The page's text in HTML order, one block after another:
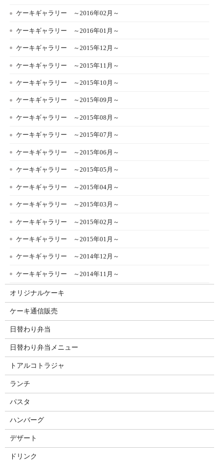
ケーキギャラリー ～2016年02月～
ケーキギャラリー ～2016年01月～
ケーキギャラリー ～2015年12月～
ケーキギャラリー ～2015年11月～
ケーキギャラリー ～2015年10月～
ケーキギャラリー ～2015年09月～
ケーキギャラリー ～2015年08月～
ケーキギャラリー ～2015年07月～
ケーキギャラリー ～2015年06月～
ケーキギャラリー ～2015年05月～
ケーキギャラリー ～2015年04月～
ケーキギャラリー ～2015年03月～
ケーキギャラリー ～2015年02月～
ケーキギャラリー ～2015年01月～
ケーキギャラリー ～2014年12月～
ケーキギャラリー ～2014年11月～
オリジナルケーキ
ケーキ通信販売
日替わり弁当
日替わり弁当メニュー
トアルコトラジャ
ランチ
パスタ
ハンバーグ
デザート
ドリンク